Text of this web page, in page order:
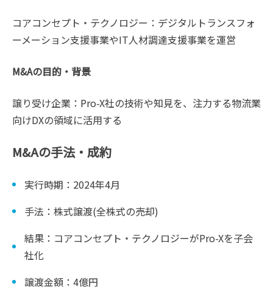
コアコンセプト・テクノロジー：デジタルトランスフォ
ーメーション支援事業やIT人材調達支援事業を運営
M&Aの目的・背景
譲り受け企業：Pro-X社の技術や知見を、注力する物流業
向けDXの領域に活用する
M&Aの手法・成約
実行時期：2024年4月
手法：株式譲渡(全株式の売却)
結果：コアコンセプト・テクノロジーがPro-Xを子会
社化
譲渡金額：4億円